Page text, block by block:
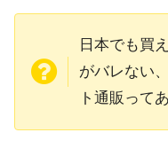
日本でも買
がバレない
ト通販って